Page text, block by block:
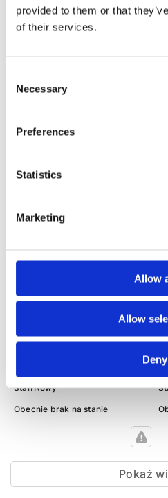
provided to them or that
of their services.
Selection
Necessary
Preferences
Statistics
Marketing
Allow
Allow
Deny
Stan Regenerowany
Audi A6 11-18, Skoda Octavia
A7 13-19, Hyundai Elantra MD
11-16
StanNowy
Obecnie brak na stanie
Pokaż